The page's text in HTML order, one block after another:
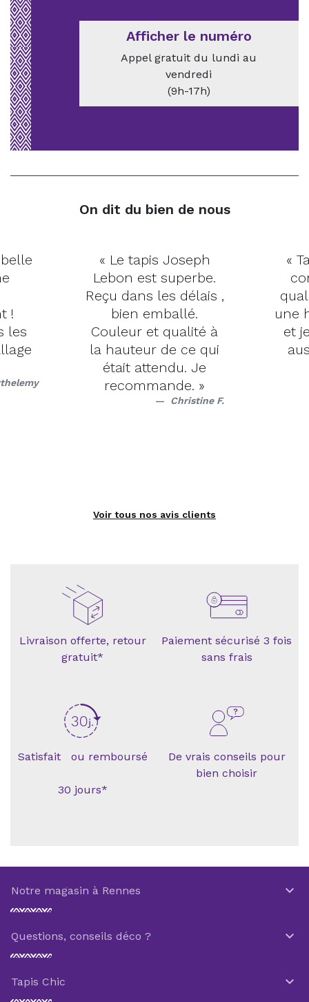
Afficher le numéro
Appel gratuit du lundi au
vendredi
(9h-17h)
On dit du bien de nous
!
les
« Le tapis Joseph
Lebon est superbe.
Reçu dans les délais ,
bien emballé.
Couleur et qualité à
la hauteur de ce qui
était attendu. Je
recommande. »
Christine F.
«
une
et
Voir tous nos avis clients
Livraison offerte, retour
gratuit*
Paiement sécurisé 3 fois
sans frais
Satisfait ou remboursé
30 jours*
De vrais conseils pour
bien choisir
Notre magasin à Rennes 
Questions, conseils déco ? 
Tapis Chic 